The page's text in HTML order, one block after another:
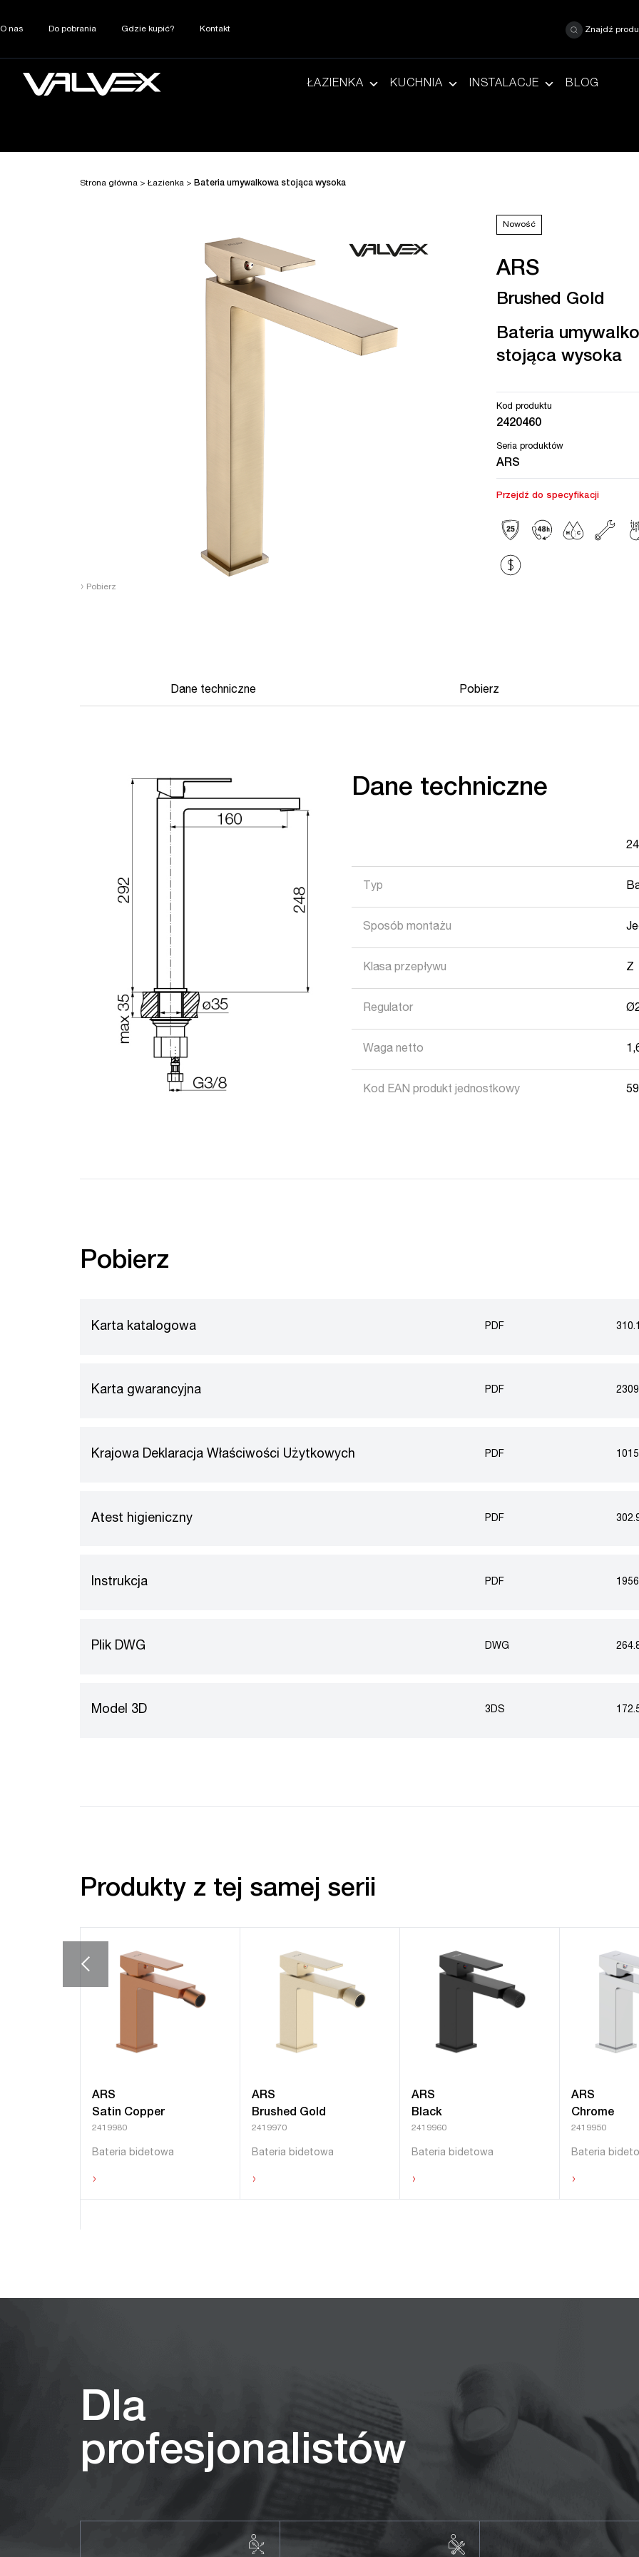
O nas Do pobrania Gdzie kupić? Kontakt Znajdź
ŁAZIENKA KUCHNIA INSTALACJE BLOG
Strona główna > Łazienka > Bateria umywalkowa stojąca wysoka
› Pobierz
Nowość
ARS
Brushed Gold
Bateria
stojąca wysoka
Kod produktu
2420460
Seria produktów
ARS
Przejdź do specyfikacji
Dane techniczne Pobierz
Dane techniczne
Typ
Sposób montażu
Klasa przepływu Z
Regulator
Waga netto
Kod EAN produkt jednostkowy
Pobierz
Karta katalogowa PDF
Karta gwarancyjna PDF
Krajowa Deklaracja Właściwości Użytkowych PDF
Atest higieniczny PDF
Instrukcja PDF
Plik DWG DWG
Model 3D 3DS
Produkty z tej samej serii
ARS
Satin Copper
2419980
Bateria bidetowa
›
ARS
Brushed Gold
2419970
Bateria bidetowa
›
ARS
Black
2419960
Bateria bidetowa
›
ARS
Chrome
2419950
Bateria
›
Dla
profesjonalistów